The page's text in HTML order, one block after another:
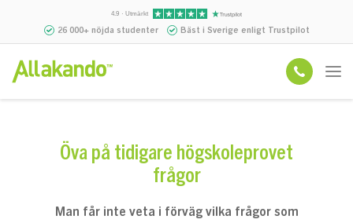
4.9 · Utmärkt
26 000+ nöjda studenter Bäst i Sverige enligt Trustpilot
Öva på tidigare högskoleprovet
frågor
Man får inte veta i förväg vilka frågor som